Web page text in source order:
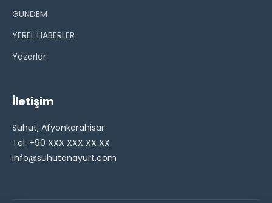
GÜNDEM
YEREL HABERLER
Yazarlar
İletişim
Suhut, Afyonkarahisar
Tel: +90 XXX XXX XX XX
info@suhutanayurt.com